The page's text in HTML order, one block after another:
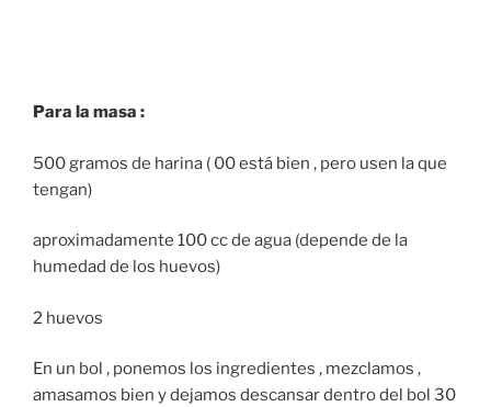
Para la masa :
500 gramos de harina ( 00 está bien , pero usen la que
tengan)
aproximadamente 100 cc de agua (depende de la
humedad de los huevos)
2 huevos
En un bol , ponemos los ingredientes , mezclamos ,
amasamos bien y dejamos descansar dentro del bol 30